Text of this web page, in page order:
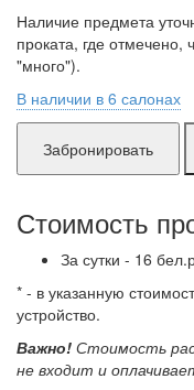
Наличие предмета
проката, где отмечено,
"много").
В наличии в 6 салонах
Захарова:
Ложинская:
Матусевича:
Белградская:
Игуменский тракт:
Стоимость
За сутки - 16
* - в указанную
устройство.
Важно! Стоимость
не входит и